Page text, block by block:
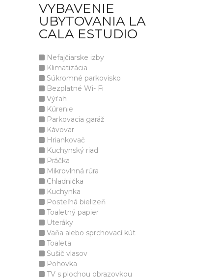
VYBAVENIE
UBYTOVANIA LA
CALA ESTUDIO
Nefajčiarske izby
Klimatizácia
Súkromné parkovisko
Bezplatné Wi- Fi
Výťah
Kúrenie
Parkovacia garáž
Kávovar
Hriankovač
Kuchynský riad
Práčka
Mikrovlnná rúra
Chladnička
Kuchynka
Posteľná bielizeň
Toaletný papier
Uteráky
Vaňa alebo sprchovací kút
Toaleta
Sušič vlasov
Pohovka
TV s plochou obrazovkou